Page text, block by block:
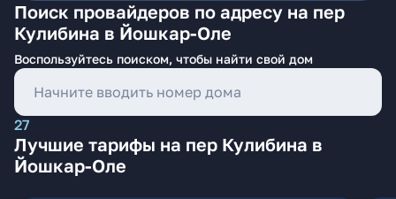
Поиск провайдеров по адресу на пер
Кулибина в Йошкар-Оле
Воспользуйтесь поиском, чтобы найти свой дом
27
Лучшие тарифы на пер Кулибина в
Йошкар-Оле